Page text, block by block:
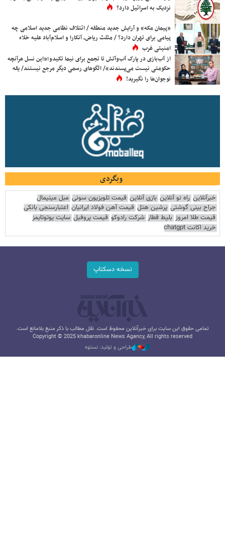
نزدیک به اسرائیل دارد؟
«پیمان مکه» و آرایش جدید منطقه / ائتلاف نظامی جدید اسلامی چه
پیامی برای تهران دارد؟ / مثلث ریاض، آنکارا و اسلام‌آباد علیه خلاء
امنیتی غرب
از آب‌بازی در پارک آب‌وآتش تا تجمع برای نیما تکیدو؛«این نسل هرآنچه
حکومتی نیست می‌پسندند»/ الگوهای رسمی دیگر مرجع نیستند/ یقه
نوجوان‌ها را نگیرید!
وبگردی
خبرآنلاین راه نو آنلاین بازی آنلاین قیمت تلویزیون سونی مبل مینیمال
جراح بینی گوشتی پرشین هتل قیمت آهن فولاد ایرانیان اعتبارسنجی بانکی
قیمت طلا امروز بلیط قطار شرکت رادوکو قیمت پروفیل سایت یوتوتایمز
خرید اکانت chatgpt
نسخه دسکتاپ
تمامی حقوق این سایت برای خبرآنلاین محفوظ است. نقل مطالب با ذکر منبع بلامانع است.
Copyright © 2025 khabaronline News Agancy, All rights reserved
طراحی و تولید: نستوه